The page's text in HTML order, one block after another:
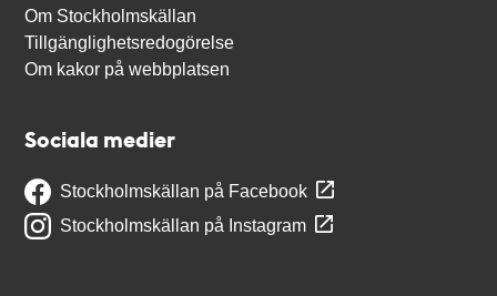
Om Stockholmskällan
Tillgänglighetsredogörelse
Om kakor på webbplatsen
Sociala medier
Stockholmskällan på Facebook
Stockholmskällan på Instagram